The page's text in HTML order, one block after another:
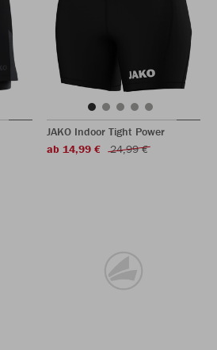
JAKO Indoor Tight Power
ab 14,99 €
24,99 €